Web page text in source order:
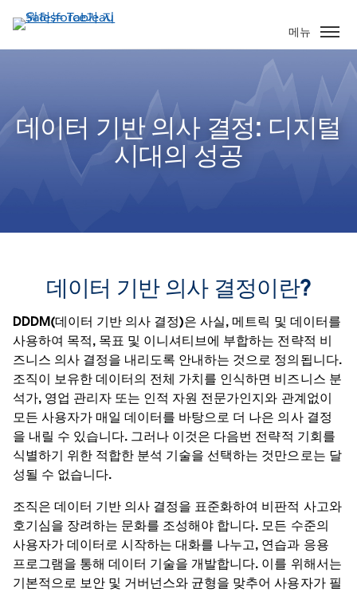
요
콘
건
메뉴
데이터 기반 의사 결정: 디지털
시대의 성공
데이터 기반 의사 결정이란?
DDDM(데이터 기반 의사 결정)은 사실, 메트릭 및 데이터를
사용하여 목적, 목표 및 이니셔티브에 부합하는 전략적 비
즈니스 의사 결정을 내리도록 안내하는 것으로 정의됩니다.
조직이 보유한 데이터의 전체 가치를 인식하면 비즈니스 분
석가, 영업 관리자 또는 인적 자원 전문가인지와 관계없이
모든 사용자가 매일 데이터를 바탕으로 더 나은 의사 결정
을 내릴 수 있습니다. 그러나 이것은 다음번 전략적 기회를
식별하기 위한 적합한 분석 기술을 선택하는 것만으로는 달
성될 수 없습니다.
조직은 데이터 기반 의사 결정을 표준화하여 비판적 사고와
호기심을 장려하는 문화를 조성해야 합니다. 모든 수준의
사용자가 데이터로 시작하는 대화를 나누고, 연습과 응용
프로그램을 통해 데이터 기술을 개발합니다. 이를 위해서는
기본적으로 보안 및 거버넌스와 균형을 맞추어 사용자가 필